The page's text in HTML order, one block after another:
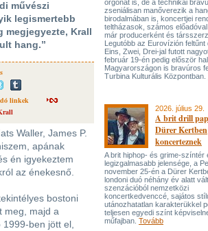
művészi
legismertebb
megjegyezte, Krall
hang.”
linkek
Waller, James P.
apának
én igyekeztem
az énekesnő.
bostoni
meg, majd a
ben jött el,
orgonát is, de a technikai
zseniálisan manőverezik a
birodalmában is, koncertjei
teltházasok, számos
már producerként és
Legutóbb az Eurovízión feltűnt
Eins, Zwei, Drei-jal futott
február 19-én pedig először
Magyarországon is bravúros
Turbina Kulturális Központban.
2026. július 29.
A brit drill
Dürer Kertben
koncerteznek
A brit hiphop- és grime-színtér
legizgalmasabb jelensége, a
november 25-én a Dürer
londoni duó néhány év alatt
szenzációból nemzetközi
koncertkedvenccé, sajátos
utánozhatatlan karakterükkel
teljesen egyedi színt
műfajban. Tovább